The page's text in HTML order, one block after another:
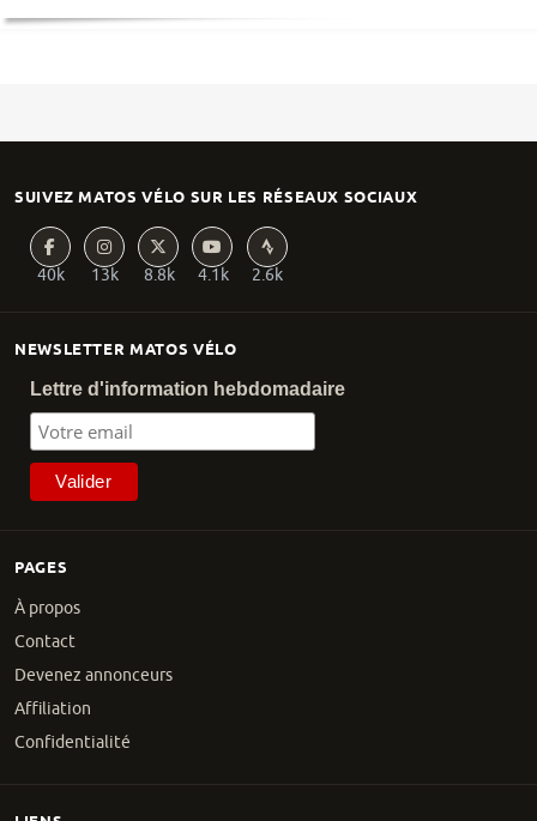
PAGES
À propos
Contact
Devenez annonceurs
Affiliation
Confidentialité
NEWSLETTER MATOS VÉLO
Lettre d'information hebdomadaire
SUIVEZ MATOS VÉLO SUR LES RÉSEAUX SOCIAUX
40k 13k 8.8k 4.1k 2.6k